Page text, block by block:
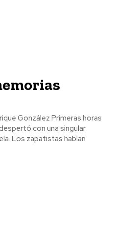
Primeras horas
con una singular
Los zapatistas habían